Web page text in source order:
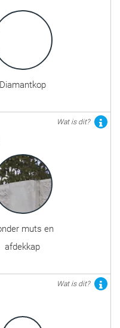
Diamantkop
Wat is dit?
muts en
afdekkap
Wat is dit?